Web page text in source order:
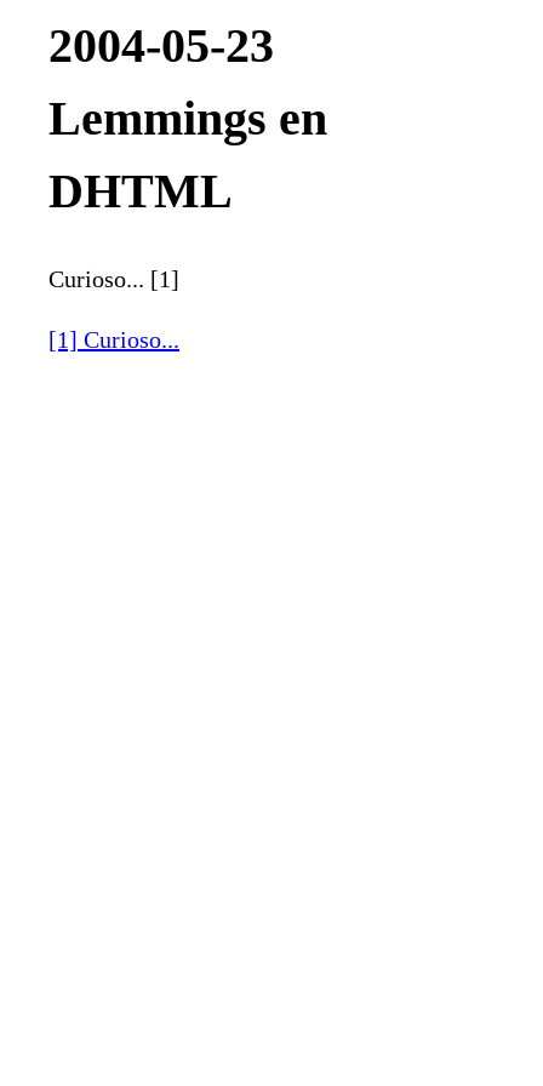
2004-05-23
Lemmings en
DHTML
Curioso... [1]
[1] Curioso...